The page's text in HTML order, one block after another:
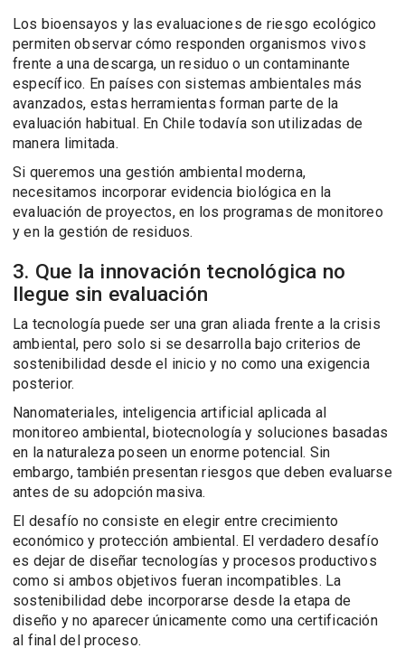
Los bioensayos y las evaluaciones de riesgo ecológico
permiten observar cómo responden organismos vivos
frente a una descarga, un residuo o un contaminante
específico. En países con sistemas ambientales más
avanzados, estas herramientas forman parte de la
evaluación habitual. En Chile todavía son utilizadas de
manera limitada.
Si queremos una gestión ambiental moderna,
necesitamos incorporar evidencia biológica en la
evaluación de proyectos, en los programas de monitoreo
y en la gestión de residuos.
3. Que la innovación tecnológica no
llegue sin evaluación
La tecnología puede ser una gran aliada frente a la crisis
ambiental, pero solo si se desarrolla bajo criterios de
sostenibilidad desde el inicio y no como una exigencia
posterior.
Nanomateriales, inteligencia artificial aplicada al
monitoreo ambiental, biotecnología y soluciones basadas
en la naturaleza poseen un enorme potencial. Sin
embargo, también presentan riesgos que deben evaluarse
antes de su adopción masiva.
El desafío no consiste en elegir entre crecimiento
económico y protección ambiental. El verdadero desafío
es dejar de diseñar tecnologías y procesos productivos
como si ambos objetivos fueran incompatibles. La
sostenibilidad debe incorporarse desde la etapa de
diseño y no aparecer únicamente como una certificación
al final del proceso.